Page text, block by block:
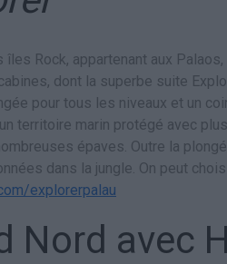
îles Rock, appartenant aux
dont la superbe suite
pour tous les niveaux et un
territoire marin protégé avec
épaves. Outre la
dans la jungle. On peut
explorerpalau
Nord avec